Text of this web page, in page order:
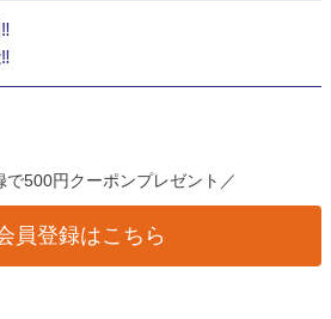
で500円クーポンプレゼント／
員登録はこちら